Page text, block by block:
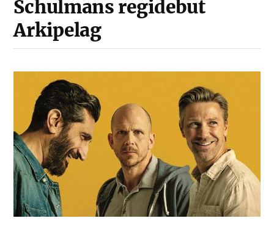
Schulmans regidebut
Arkipelag